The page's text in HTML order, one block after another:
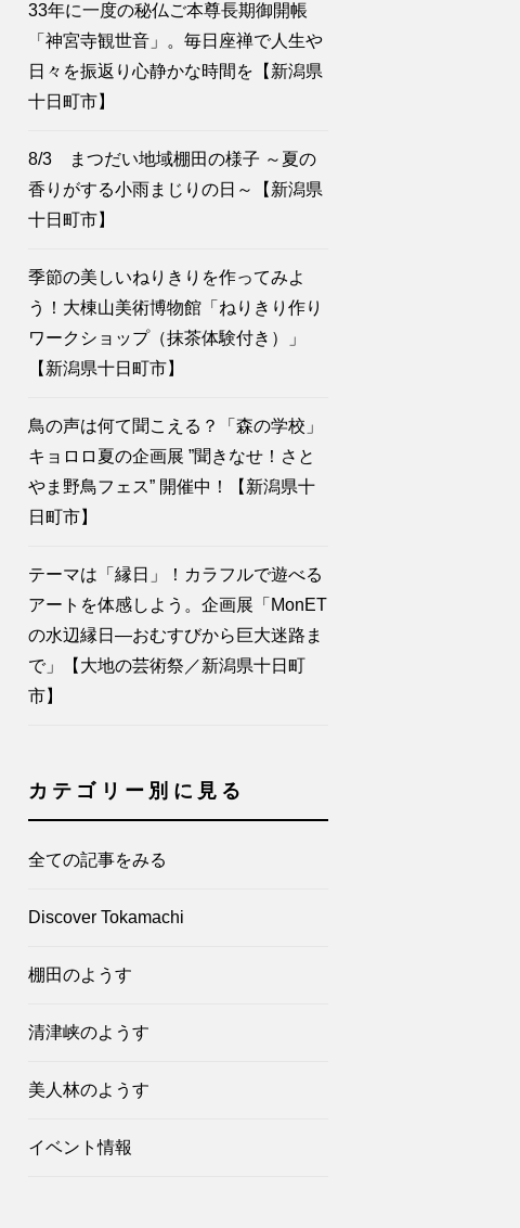
33年に一度の秘仏ご本尊長期御開帳
「神宮寺観世音」。毎日座禅で人生や
日々を振返り心静かな時間を【新潟県
十日町市】
8/3 まつだい地域棚田の様子 ～夏の
香りがする小雨まじりの日～【新潟県
十日町市】
季節の美しいねりきりを作ってみよ
う！大棟山美術博物館「ねりきり作り
ワークショップ（抹茶体験付き）」
【新潟県十日町市】
鳥の声は何て聞こえる？「森の学校」
キョロロ夏の企画展 ”聞きなせ！さと
やま野鳥フェス” 開催中！【新潟県十
日町市】
テーマは「縁日」！カラフルで遊べる
アートを体感しよう。企画展「MonET
の水辺縁日―おむすびから巨大迷路ま
で」【大地の芸術祭／新潟県十日町
市】
カテゴリー別に見る
全ての記事をみる
Discover Tokamachi
棚田のようす
清津峡のようす
美人林のようす
イベント情報